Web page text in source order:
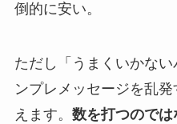
倒的に安い。
ただし「うまくいかな
ンプレメッセージを乱
えます。 数を打つので